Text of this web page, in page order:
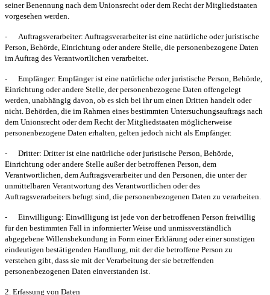
seiner Benennung nach dem Unionsrecht oder dem Recht der Mitgliedstaaten
vorgesehen werden.
- Auftragsverarbeiter: Auftragsverarbeiter ist eine natürliche oder juristische
Person, Behörde, Einrichtung oder andere Stelle, die personenbezogene Daten
im Auftrag des Verantwortlichen verarbeitet.
- Empfänger: Empfänger ist eine natürliche oder juristische Person, Behörde,
Einrichtung oder andere Stelle, der personenbezogene Daten offengelegt
werden, unabhängig davon, ob es sich bei ihr um einen Dritten handelt oder
nicht. Behörden, die im Rahmen eines bestimmten Untersuchungsauftrags nach
dem Unionsrecht oder dem Recht der Mitgliedstaaten möglicherweise
personenbezogene Daten erhalten, gelten jedoch nicht als Empfänger.
- Dritter: Dritter ist eine natürliche oder juristische Person, Behörde,
Einrichtung oder andere Stelle außer der betroffenen Person, dem
Verantwortlichen, dem Auftragsverarbeiter und den Personen, die unter der
unmittelbaren Verantwortung des Verantwortlichen oder des
Auftragsverarbeiters befugt sind, die personenbezogenen Daten zu verarbeiten.
- Einwilligung: Einwilligung ist jede von der betroffenen Person freiwillig
für den bestimmten Fall in informierter Weise und unmissverständlich
abgegebene Willensbekundung in Form einer Erklärung oder einer sonstigen
eindeutigen bestätigenden Handlung, mit der die betroffene Person zu
verstehen gibt, dass sie mit der Verarbeitung der sie betreffenden
personenbezogenen Daten einverstanden ist.
2. Erfassung von Daten